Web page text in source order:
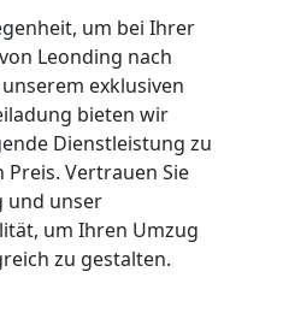
um bei Ihrer
von Leonding nach
exklusiven
bieten wir
Dienstleistung zu
Vertrauen Sie
und unser
um Ihren Umzug
zu gestalten.